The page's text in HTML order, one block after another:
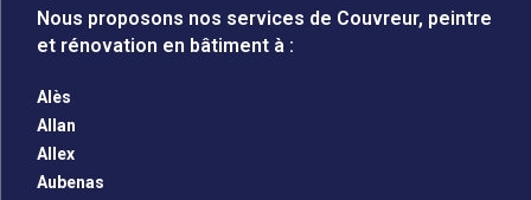
Nous proposons nos services de Couvreur, peintre
et rénovation en bâtiment à :
Alès
Allan
Allex
Aubenas